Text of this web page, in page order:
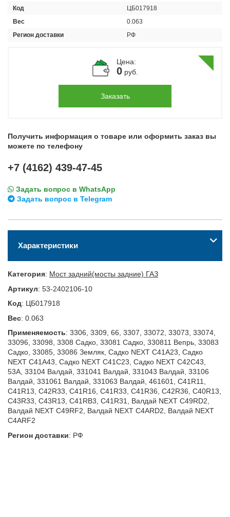
+7 (4162) 22–95–69
Код
ЦБ017918
Вес
0.063
Регион доставки
РФ
Цена:
0руб.
Заказать
Получить информация о товаре или оформить заказ вы
можете по телефону
+7 (4162) 439-47-45
Задать вопрос в WhatsApp
Задать вопрос в Telegram
Характеристики
Категория: Мост задний(мосты задние) ГАЗ
Артикул: 53-2402106-10
Код: ЦБ017918
Вес: 0.063
Применяемость: 3306, 3309, 66, 3307, 33072, 33073, 33074,
33096, 33098, 3308 Садко, 33081 Садко, 330811 Вепрь, 33083
Садко, 33085, 33086 Земляк, Садко NEXT C41A23, Садко
NEXT C41A43, Садко NEXT C41C23, Садко NEXT C42C43,
53А, 33104 Валдай, 331041 Валдай, 331043 Валдай, 33106
Валдай, 331061 Валдай, 331063 Валдай, 461601, C41R11,
C41R13, C42R33, C41R16, C41R33, C41R36, C42R36, C40R13,
C43R33, C43R13, C41RB3, C41R31, Валдай NEXT C49RD2,
Валдай NEXT C49RF2, Валдай NEXT C4ARD2, Валдай NEXT
C4ARF2
Регион доставки: РФ